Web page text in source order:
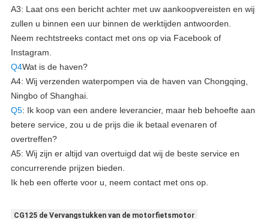
A3: Laat ons een bericht achter met uw aankoopvereisten en wij
zullen u binnen een uur binnen de werktijden antwoorden.
Neem rechtstreeks contact met ons op via Facebook of
Instagram.
Q4Wat is de haven?
A4: Wij verzenden waterpompen via de haven van Chongqing,
Ningbo of Shanghai.
Q5: Ik koop van een andere leverancier, maar heb behoefte aan
betere service, zou u de prijs die ik betaal evenaren of
overtreffen?
A5: Wij zijn er altijd van overtuigd dat wij de beste service en
concurrerende prijzen bieden.
Ik heb een offerte voor u, neem contact met ons op.
CG125 de Vervangstukken van de motorfietsmotor